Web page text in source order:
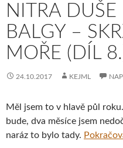
NITRA DUŠE
BALGY –
MOŘE (DÍL
24.10.2017 KEJML
Měl jsem to v hlavě půl
bude, dva měsíce jsem
naráz to bylo tady.